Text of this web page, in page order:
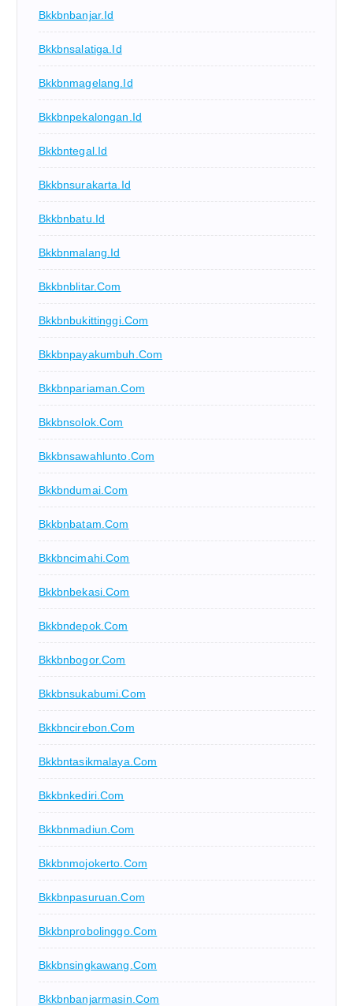
Bkkbnbanjar.id
Bkkbnsalatiga.id
Bkkbnmagelang.id
Bkkbnpekalongan.id
Bkkbntegal.id
Bkkbnsurakarta.id
Bkkbnbatu.id
Bkkbnmalang.id
Bkkbnblitar.com
Bkkbnbukittinggi.com
Bkkbnpayakumbuh.com
Bkkbnpariaman.com
Bkkbnsolok.com
Bkkbnsawahlunto.com
Bkkbndumai.com
Bkkbnbatam.com
Bkkbncimahi.com
Bkkbnbekasi.com
Bkkbndepok.com
Bkkbnbogor.com
Bkkbnsukabumi.com
Bkkbncirebon.com
Bkkbntasikmalaya.com
Bkkbnkediri.com
Bkkbnmadiun.com
Bkkbnmojokerto.com
Bkkbnpasuruan.com
Bkkbnprobolinggo.com
Bkkbnsingkawang.com
Bkkbnbanjarmasin.com